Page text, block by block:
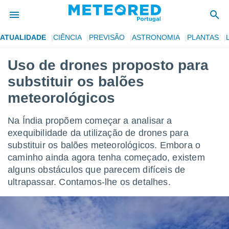
foi
para
fornecidas
a este
das
e
ATUALIDADE CIÊNCIA PREVISÃO ASTRONOMIA PLANTAS
Uso de drones proposto para
substituir os balões
meteorológicos
Na Índia propõem começar a analisar a
exequibilidade da utilização de drones para
substituir os balões meteorológicos. Embora o
caminho ainda agora tenha começado, existem
alguns obstáculos que parecem difíceis de
ultrapassar. Contamos-lhe os detalhes.